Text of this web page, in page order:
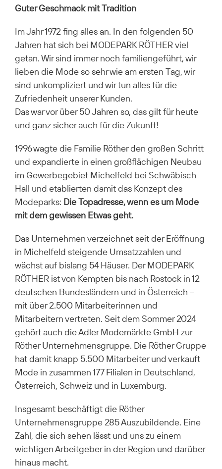
Guter Geschmack mit Tradition
Im Jahr 1972 fing alles an. In den folgenden 50
Jahren hat sich bei MODEPARK RÖTHER viel
getan. Wir sind immer noch familiengeführt, wir
lieben die Mode so sehr wie am ersten Tag, wir
sind unkompliziert und wir tun alles für die
Zufriedenheit unserer Kunden.
Das war vor über 50 Jahren so, das gilt für heute
und ganz sicher auch für die Zukunft!
1996 wagte die Familie Röther den großen Schritt
und expandierte in einen großflächigen Neubau
im Gewerbegebiet Michelfeld bei Schwäbisch
Hall und etablierten damit das Konzept des
Modeparks: Die Topadresse, wenn es um Mode
mit dem gewissen Etwas geht.
Das Unternehmen verzeichnet seit der Eröffnung
in Michelfeld steigende Umsatzzahlen und
wächst auf bislang 54 Häuser. Der MODEPARK
RÖTHER ist von Kempten bis nach Rostock in 12
deutschen Bundesländern und in Österreich –
mit über 2.500 Mitarbeiterinnen und
Mitarbeitern vertreten. Seit dem Sommer 2024
gehört auch die Adler Modemärkte GmbH zur
Röther Unternehmensgruppe. Die Röther Gruppe
hat damit knapp 5.500 Mitarbeiter und verkauft
Mode in zusammen 177 Filialen in Deutschland,
Österreich, Schweiz und in Luxemburg.
Insgesamt beschäftigt die Röther
Unternehmensgruppe 285 Auszubildende. Eine
Zahl, die sich sehen lässt und uns zu einem
wichtigen Arbeitgeber in der Region und darüber
hinaus macht.